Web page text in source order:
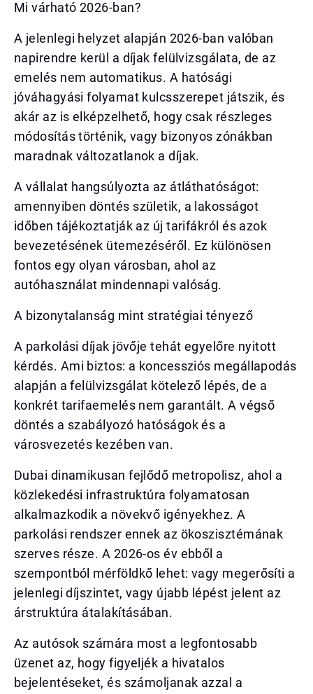
Mi várható 2026-ban?
A jelenlegi helyzet alapján 2026-ban valóban
napirendre kerül a díjak felülvizsgálata, de az
emelés nem automatikus. A hatósági
jóváhagyási folyamat kulcsszerepet játszik, és
akár az is elképzelhető, hogy csak részleges
módosítás történik, vagy bizonyos zónákban
maradnak változatlanok a díjak.
A vállalat hangsúlyozta az átláthatóságot:
amennyiben döntés születik, a lakosságot
időben tájékoztatják az új tarifákról és azok
bevezetésének ütemezéséről. Ez különösen
fontos egy olyan városban, ahol az
autóhasználat mindennapi valóság.
A bizonytalanság mint stratégiai tényező
A parkolási díjak jövője tehát egyelőre nyitott
kérdés. Ami biztos: a koncessziós megállapodás
alapján a felülvizsgálat kötelező lépés, de a
konkrét tarifaemelés nem garantált. A végső
döntés a szabályozó hatóságok és a
városvezetés kezében van.
Dubai dinamikusan fejlődő metropolisz, ahol a
közlekedési infrastruktúra folyamatosan
alkalmazkodik a növekvő igényekhez. A
parkolási rendszer ennek az ökoszisztémának
szerves része. A 2026-os év ebből a
szempontból mérföldkő lehet: vagy megerősíti a
jelenlegi díjszintet, vagy újabb lépést jelent az
árstruktúra átalakításában.
Az autósok számára most a legfontosabb
üzenet az, hogy figyeljék a hivatalos
bejelentéseket, és számoljanak azzal a